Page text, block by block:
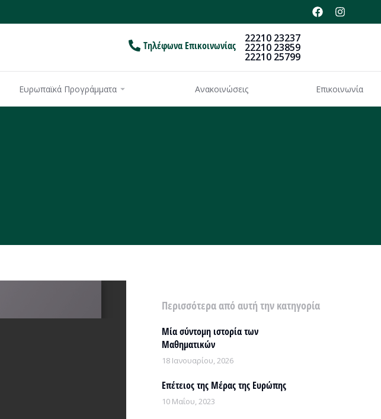
Τηλέφωνα Επικοινωνίας
22210 23237
22210 23859
22210 25799
Ευρωπαϊκά Προγράμματα Ανακοινώσεις Επικοινωνία
Περισσότερα από αυτή την κατηγορία
Μία σύντομη ιστορία των
Μαθηματικών
18 Ιανουαρίου, 2026
Επέτειος της Μέρας της Ευρώπης
10 Μαΐου, 2023